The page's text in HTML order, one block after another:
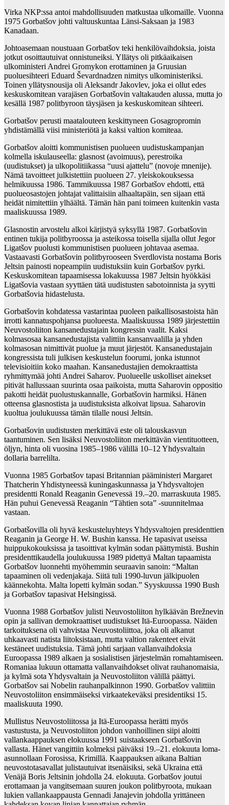
Virka NKP:ssa antoi mahdollisuuden matkustaa ulkomaille. Vuonna
1975 Gorbatšov johti valtuuskuntaa Länsi-Saksaan ja 1983
Kanadaan.
Johtoasemaan noustuaan Gorbatšov teki henkilövaihdoksia, joista
jotkut osoittautuivat onnistuneiksi. Yllätys oli pitkäaikaisen
ulkoministeri Andrei Gromykon erottaminen ja Gruusian
puoluesihteeri Eduard Ševardnadzen nimitys ulkoministeriksi.
Toinen yllätysnousija oli Aleksandr Jakovlev, joka ei ollut edes
keskuskomitean varajäsen Gorbatšovin valtakauden alussa, mutta jo
kesällä 1987 politbyroon täysjäsen ja keskuskomitean sihteeri.
Gorbatšov perusti maatalouteen keskittyneen Gosagropromin
yhdistämällä viisi ministeriötä ja kaksi valtion komiteaa.
Gorbatšov aloitti kommunistisen puolueen uudistuskampanjan
kolmella iskulauseella: glasnost (avoimuus), perestroika
(uudistukset) ja ulkopolitiikassa “uusi ajattelu” (novoje mnenije).
Nämä tavoitteet julkistettiin puolueen 27. yleiskokouksessa
helmikuussa 1986. Tammikuussa 1987 Gorbatšov ehdotti, että
puolueosastojen johtajat valittaisiin alhaaltapäin, sen sijaan että
heidät nimitettiin ylhäältä. Tämän hän pani toimeen kuitenkin vasta
maaliskuussa 1989.
Glasnostin arvostelu alkoi kärjistyä syksyllä 1987. Gorbatšovin
entinen tukija politbyroossa ja asteikossa toisella sijalla ollut Jegor
Ligatšov puolusti kommunistisen puolueen johtavaa asemaa.
Vastaavasti Gorbatšovin politbyrooseen Sverdlovista nostama Boris
Jeltsin painosti nopeampiin uudistuksiin kuin Gorbatšov pyrki.
Keskuskomitean tapaamisessa lokakuussa 1987 Jeltsin hyökkäsi
Ligatšovia vastaan syyttäen tätä uudistusten sabotoinnista ja syytti
Gorbatšovia hidastelusta.
Gorbatšovin kohdatessa vastarintaa puoleen paikallisosastoista hän
irrotti kannatuspohjansa puolueesta. Maaliskuussa 1989 järjestettiin
Neuvostoliiton kansanedustajain kongressin vaalit. Kaksi
kolmasosaa kansanedustajista valittiin kansanvaalilla ja yhden
kolmasosan nimittivät puolue ja muut järjestöt. Kansanedustajain
kongressista tuli julkisen keskustelun foorumi, jonka istunnot
televisioitiin koko maahan. Kansanedustajien demokraattista
ryhmittymää johti Andrei Saharov. Puolueelle uskolliset ainekset
pitivät hallussaan suurinta osaa paikoista, mutta Saharovin oppositio
pakotti heidät puolustuskannalle, Gorbatšovin harmiksi. Hänen
otteensa glasnostista ja uudistuksista alkoivat lipsua. Saharovin
kuoltua joulukuussa tämän tilalle nousi Jeltsin.
Gorbatšovin uudistusten merkittävä este oli talouskasvun
taantuminen. Sen lisäksi Neuvostoliiton merkittävän vientituotteen,
öljyn, hinta oli vuosina 1985–1986 välillä 10–12 Yhdysvaltain
dollaria barrelilta.
Vuonna 1985 Gorbatšov tapasi Britannian pääministeri Margaret
Thatcherin Yhdistyneessä kuningaskunnassa ja Yhdysvaltojen
presidentti Ronald Reaganin Genevessä 19.–20. marraskuuta 1985.
Hän puhui Genevessä Reaganin “Tähtien sota” -suunnitelmaa
vastaan.
Gorbatšovilla oli hyvä keskusteluyhteys Yhdysvaltojen presidenttien
Reaganin ja George H. W. Bushin kanssa. He tapasivat useissa
huippukokouksissa ja tasoittivat kylmän sodan päättymistä. Bushin
presidenttikaudella joulukuussa 1989 pidettyä Maltan tapaamista
Gorbatšov luonnehti myöhemmin seuraavin sanoin: “Maltan
tapaaminen oli vedenjakaja. Siitä tuli 1990-luvun jälkipuolen
käännekohta. Malta lopetti kylmän sodan.” Syyskuussa 1990 Bush
ja Gorbatšov tapasivat Helsingissä.
Vuonna 1988 Gorbatšov julisti Neuvostoliiton hylkäävän Brežnevin
opin ja sallivan demokraattiset uudistukset Itä-Euroopassa. Näiden
tarkoituksena oli vahvistaa Neuvostoliittoa, joka oli alkanut
uhkaavasti natista liitoksistaan, mutta valtion rakenteet eivät
kestäneet uudistuksia. Tämä johti sarjaan vallanvaihdoksia
Euroopassa 1989 alkaen ja sosialistisen järjestelmän romahtamiseen.
Romaniaa lukuun ottamatta vallanvaihdokset olivat rauhanomaisia,
ja kylmä sota Yhdysvaltain ja Neuvostoliiton välillä päättyi.
Gorbatšov sai Nobelin rauhanpalkinnon 1990. Gorbatšov valittiin
Neuvostoliiton ensimmäiseksi virkaatekeväksi presidentiksi 15.
maaliskuuta 1990.
Mullistus Neuvostoliitossa ja Itä-Euroopassa herätti myös
vastustusta, ja Neuvostoliiton johdon vanhoillinen siipi aloitti
vallankaappauksen elokuussa 1991 suistaakseen Gorbatšovin
vallasta. Hänet vangittiin kolmeksi päiväksi 19.–21. elokuuta loma-
asunnollaan Forosissa, Krimillä. Kaappauksen aikana Baltian
neuvostotasavallat julistautuivat itsenäisiksi, sekä Ukraina että
Venäjä Boris Jeltsinin johdolla 24. elokuuta. Gorbatšov joutui
erottamaan ja vangitsemaan suuren joukon politbyroota, mukaan
lukien vallankaappausta Gennadi Janajevin johdolla yrittäneen